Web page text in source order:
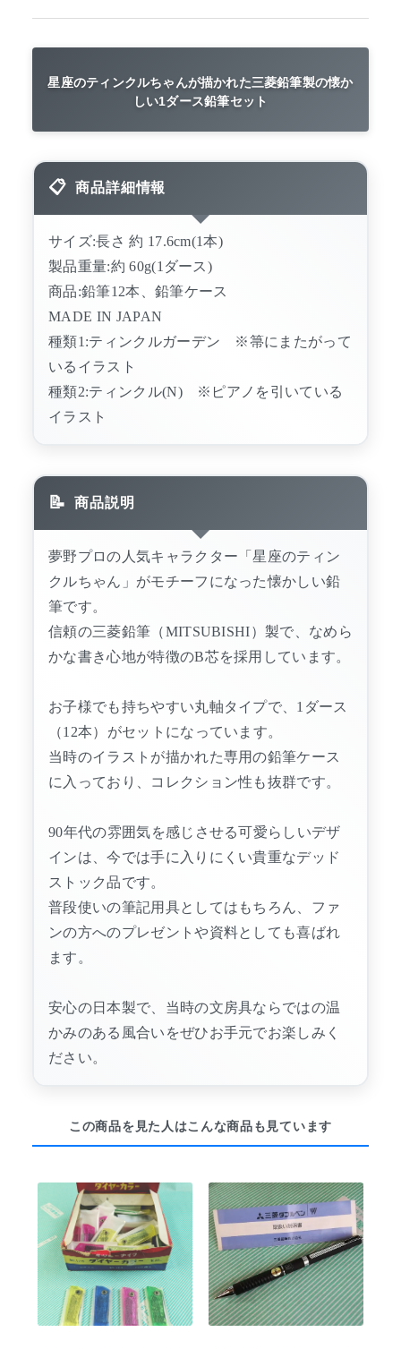
星座のティンクルちゃんが描かれた三菱鉛筆製の懐か
しい1ダース鉛筆セット
商品詳細情報
サイズ:長さ 約 17.6cm(1本)
製品重量:約 60g(1ダース)
商品:鉛筆12本、鉛筆ケース
MADE IN JAPAN
種類1:ティンクルガーデン ※箒にまたがって
いるイラスト
種類2:ティンクル(N) ※ピアノを引いている
イラスト
商品説明
夢野プロの人気キャラクター「星座のティン
クルちゃん」がモチーフになった懐かしい鉛
筆です。
信頼の三菱鉛筆（MITSUBISHI）製で、なめら
かな書き心地が特徴のB芯を採用しています。
お子様でも持ちやすい丸軸タイプで、1ダース
（12本）がセットになっています。
当時のイラストが描かれた専用の鉛筆ケース
に入っており、コレクション性も抜群です。
90年代の雰囲気を感じさせる可愛らしいデザ
インは、今では手に入りにくい貴重なデッド
ストック品です。
普段使いの筆記用具としてはもちろん、ファ
ンの方へのプレゼントや資料としても喜ばれ
ます。
安心の日本製で、当時の文房具ならではの温
かみのある風合いをぜひお手元でお楽しみく
ださい。
この商品を見た人はこんな商品も見ています